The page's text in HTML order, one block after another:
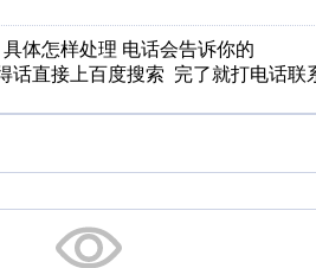
体怎样处理 电话会告诉你的
话直接上百度搜索 完了就打电话联